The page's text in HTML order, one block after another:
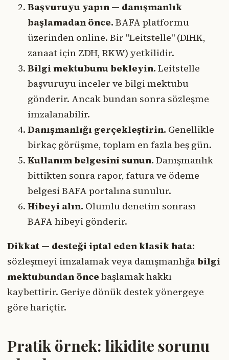
Başvuruyu yapın — danışmanlık
başlamadan önce. BAFA platformu
üzerinden online. Bir "Leitstelle" (DIHK,
zanaat için ZDH, RKW) yetkilidir.
Bilgi mektubunu bekleyin. Leitstelle
başvuruyu inceler ve bilgi mektubu
gönderir. Ancak bundan sonra sözleşme
imzalanabilir.
Danışmanlığı gerçekleştirin. Genellikle
birkaç görüşme, toplam en fazla beş gün.
Kullanım belgesini sunun. Danışmanlık
bittikten sonra rapor, fatura ve ödeme
belgesi BAFA portalına sunulur.
Hibeyi alın. Olumlu denetim sonrası
BAFA hibeyi gönderir.
Dikkat — desteği iptal eden klasik hata:
sözleşmeyi imzalamak veya danışmanlığa bilgi
mektubundan önce başlamak hakkı
kaybettirir. Geriye dönük destek yönergeye
göre hariçtir.
Pratik örnek: likidite sorunu